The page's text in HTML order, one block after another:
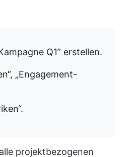
Q1” erstellen.
„Engagement-
projektbezogenen